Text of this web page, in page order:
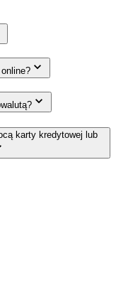
karty kredytowej lub